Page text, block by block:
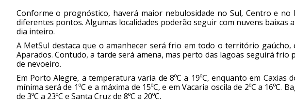
Conforme o prognóstico, haverá maior nebulosidade no Sul, Centro e
diferentes pontos. Algumas localidades poderão seguir com nuvens baixas
dia inteiro.
A MetSul destaca que o amanhecer será frio em todo o território gaúcho,
Aparados. Contudo, a tarde será amena, mas perto das lagoas seguirá frio
de nevoeiro.
Em Porto Alegre, a temperatura varia de 8ºC a 19ºC, enquanto em Caxias
mínima será de 1ºC e a máxima de 15ºC, e em Vacaria oscila de 2ºC a 16ºC.
de 3ºC a 23ºC e Santa Cruz de 8ºC a 20ºC.